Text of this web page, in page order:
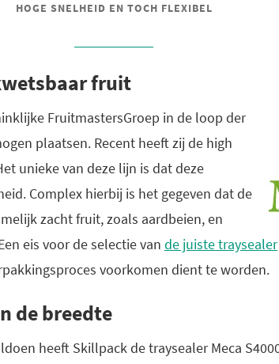
HOGE SNELHEID EN TOCH FLEXIBEL
fruit
FruitmastersGroep in de loop der
plaatsen. Recent heeft zij de high
unieke van deze lijn is dat deze
Complex hierbij is het gegeven dat de
zacht fruit, zoals aardbeien, en
eis voor de selectie van de juiste traysealer
voorkomen dient te worden.
de breedte
heeft Skillpack de traysealer Meca